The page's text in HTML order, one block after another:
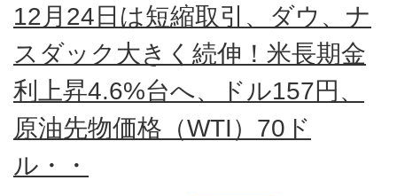
12月24日は短縮取引、ダウ、ナ
スダック大きく続伸！米長期金
利上昇4.6%台へ、ドル157円、
原油先物価格（WTI）70ド
ル・・